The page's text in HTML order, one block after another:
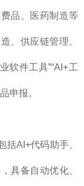
品、医药制造等
、供应链管理、
软件工具”“AI+工
申报。
括AI+代码助手、
具备自动优化、